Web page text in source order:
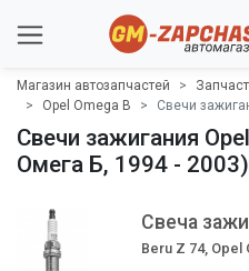
Магазин автозапчастей
Opel Omega B
Свечи
Свечи зажигания
Омега Б, 1994 - 2003)
Свеча
Beru Z 74, Opel